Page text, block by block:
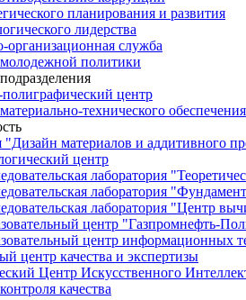
планирования и развития
лидерства
организационная служба
политики
полиграфический центр
технического обеспечения
"Дизайн материалов и аддитивного
центр
лаборатория
лаборатория
лаборатория "Центр
центр "Газпромнефть-
центр информационных
центр качества и экспертизы
Центр Искусственного
качества